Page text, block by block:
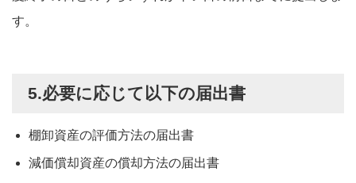
す。
5.必要に応じて以下の届出書
棚卸資産の評価方法の届出書
減価償却資産の償却方法の届出書